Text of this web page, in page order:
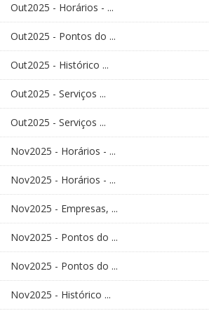
Out2025 - Horários - ...
Out2025 - Pontos do ...
Out2025 - Histórico ...
Out2025 - Serviços ...
Out2025 - Serviços ...
Nov2025 - Horários - ...
Nov2025 - Horários - ...
Nov2025 - Empresas, ...
Nov2025 - Pontos do ...
Nov2025 - Pontos do ...
Nov2025 - Histórico ...